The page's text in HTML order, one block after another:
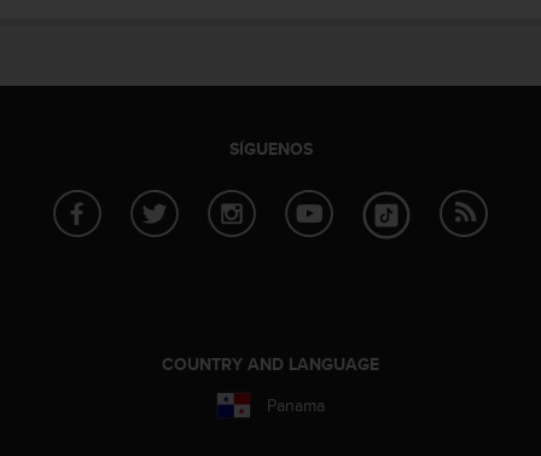
SÍGUENOS
COUNTRY AND LANGUAGE
Panama